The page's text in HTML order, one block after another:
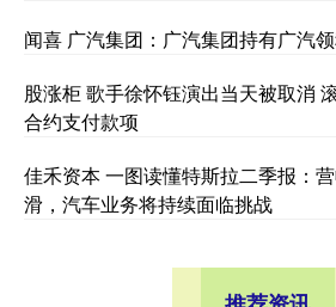
闻喜 广汽集团：广汽集团持有广汽
股涨柜 歌手徐怀钰演出当天被取消
合约支付款项
佳禾资本 一图读懂特斯拉二季报：
滑，汽车业务将持续面临挑战